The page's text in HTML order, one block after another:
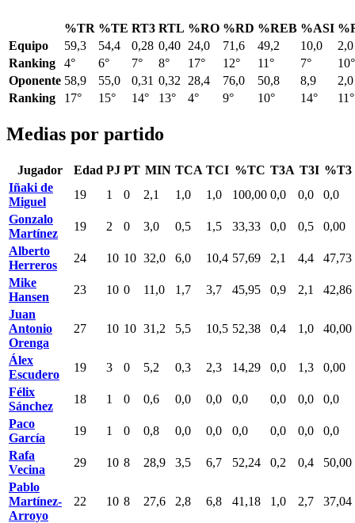
%TR %TE RT3 RTL %RO %RD %REB %ASI
Equipo
59,3 54,4 0,28 0,40 24,0 71,6 49,2 10,0
2,0
Ranking
4° 6° 7° 8° 17° 12° 11° 7°
10°
Oponente 58,9 55,0 0,31 0,32 28,4 76,0 50,8 8,9
2,0
Ranking
17° 15° 14° 13° 4° 9° 10° 14° 11°
Medias por partido
Jugador Edad PJ PT MIN TCA TCI %TC T3A T3I %T3
Iñaki de
Miguel
19 1 0 2,1 1,0 1,0 100,00 0,0 0,0
0,0
Gonzalo
Martínez
19 2 0 3,0 0,5 1,5 33,33 0,0 0,5
0,00
Alberto
Herreros
24 10 10 32,0 6,0 10,4 57,69 2,1 4,4
47,73
Mike
Hansen
23 10 0 11,0 1,7 3,7 45,95 0,9 2,1
42,86
Juan
Antonio
Orenga
27 10 10 31,2 5,5 10,5 52,38 0,4 1,0 40,00
Álex
Escudero
19 3 0 5,2 0,3 2,3 14,29 0,0 1,3
0,00
Félix
Sánchez
18 1 0 0,6 0,0 0,0 0,0 0,0 0,0
0,0
Paco
García
19 1 0 0,8 0,0 0,0 0,0 0,0 0,0
0,0
Rafa
Vecina
29 10 8 28,9 3,5 6,7 52,24 0,2 0,4
50,00
Pablo
Martínez-
Arroyo
22 10 8 27,6 2,8 6,8 41,18 1,0 2,7 37,04